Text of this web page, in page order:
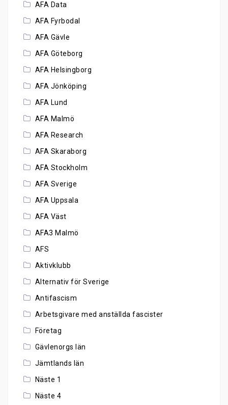
AFA Data
AFA Fyrbodal
AFA Gävle
AFA Göteborg
AFA Helsingborg
AFA Jönköping
AFA Lund
AFA Malmö
AFA Research
AFA Skaraborg
AFA Stockholm
AFA Sverige
AFA Uppsala
AFA Väst
AFA3 Malmö
AFS
Aktivklubb
Alternativ för Sverige
Antifascism
Arbetsgivare med anställda fascister
Företag
Gävlenorgs län
Jämtlands län
Näste 1
Näste 4